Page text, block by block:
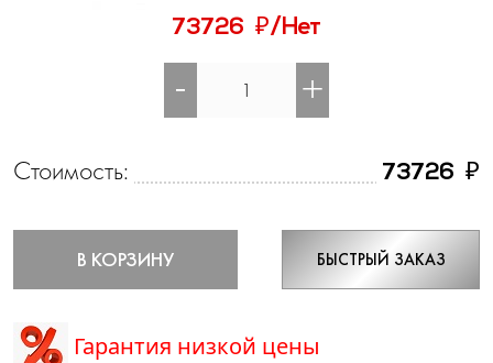
73726 ₽/Нет
- +
Стоимость: 73726 ₽
В КОРЗИНУ БЫСТРЫЙ ЗАКАЗ
Гарантия низкой цены